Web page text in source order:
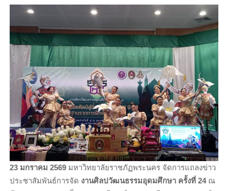
23 มกราคม 2569มหาวิทยาลัยราชภัฏพระนคร จัดการแถลงข่าว
ประชาสัมพันธ์การจัด งานศิลปวัฒนธรรมอุดมศึกษา ครั้งที่ 24ณ